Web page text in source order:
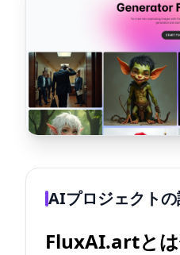
AIプロジェクト
FluxAI.artとは